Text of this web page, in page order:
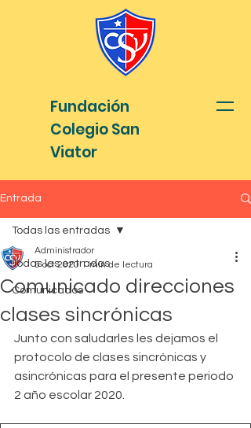
Fundación
Colegio San
Viator
Entrada
Todas las entradas
Comunicados
Todas las entradas
Comunicado direcciones
clases sincrónicas
Administrador
5 oct 2020 1 min de lectura
Junto con saludarles les dejamos el
protocolo de clases sincrónicas y
asincrónicas para el presente periodo
2 año escolar 2020.